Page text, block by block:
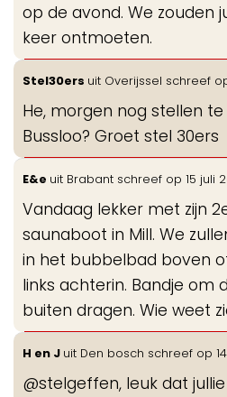
op de avond. We zouden
keer ontmoeten.
Stel30ers uit Overijssel schreef
He, morgen nog stellen
Bussloo? Groet stel 30ers
E&e uit Brabant schreef op 15 juli
Vandaag lekker met zijn
saunaboot in Mill. We
in het bubbelbad boven
links achterin. Bandje om
buiten dragen. Wie weet
H en J uit Den bosch schreef op
@stelgeffen, leuk dat